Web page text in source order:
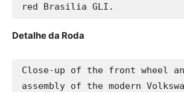
red Brasilia GLI.
Detalhe da Roda
Close-up of the front wheel
assembly of the modern